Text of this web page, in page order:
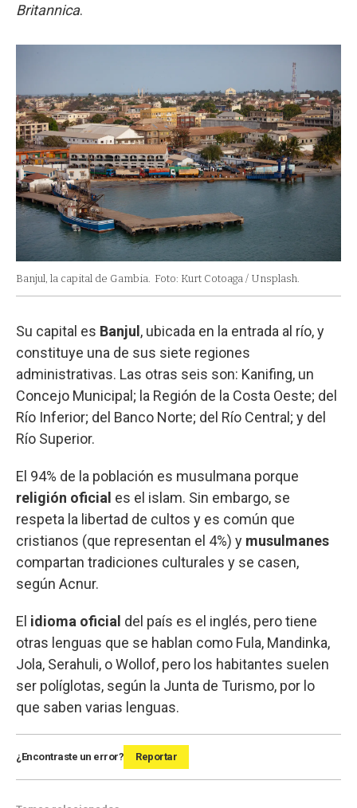
Britannica.
Banjul, la capital de Gambia. Foto: Kurt Cotoaga / Unsplash.
Su capital es Banjul , ubicada en la entrada al río, y
constituye una de sus siete regiones
administrativas. Las otras seis son: Kanifing, un
Concejo Municipal; la Región de la Costa Oeste; del
Río Inferior; del Banco Norte; del Río Central; y del
Río Superior.
El 94% de la población es musulmana porque
religión oficial es el islam. Sin embargo, se
respeta la libertad de cultos y es común que
cristianos (que representan el 4%) y musulmanes
compartan tradiciones culturales y se casen,
según Acnur.
El idioma oficial del país es el inglés, pero tiene
otras lenguas que se hablan como Fula, Mandinka,
Jola, Serahuli, o Wollof, pero los habitantes suelen
ser políglotas, según la Junta de Turismo, por lo
que saben varias lenguas.
¿Encontraste un error? Reportar